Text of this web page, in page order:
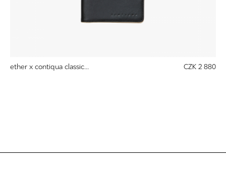
ether x contiqua classic... CZK 2 880